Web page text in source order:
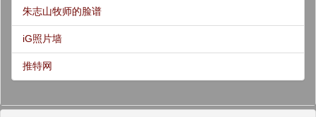
朱志山牧师的脸谱
iG照片墙
推特网